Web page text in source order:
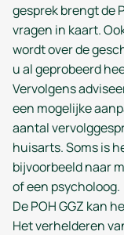
gesprek brengt de
vragen in kaart.
wordt over de
u al geprobeerd
Vervolgens
een mogelijke
aantal
huisarts. Soms is
bijvoorbeeld naar
of een psycholoog.
De POH GGZ kan
Het verhelderen